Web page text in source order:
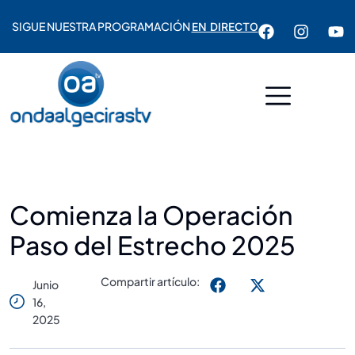
SIGUE NUESTRA PROGRAMACIÓNEN DIRECTO
Comienza la Operación
Paso del Estrecho 2025
Junio
16,
2025
Compartir artículo: